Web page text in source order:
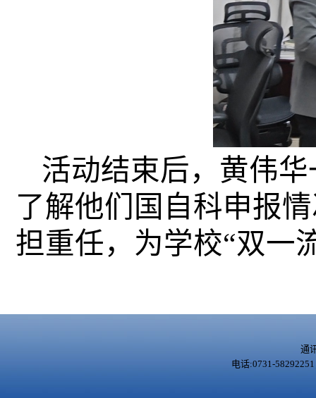
活动结束后，黄伟
了解他们国自科申报
担重任，为学校“双一
通
电话:0731-